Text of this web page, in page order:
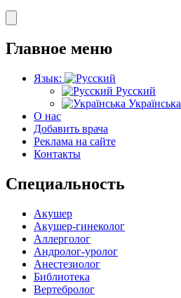
Главное меню
Язык:
Русский
Українська
О нас
Добавить врача
Реклама на сайте
Контакты
Специальность
Акушер
Акушер-гинеколог
Аллерголог
Андролог-уролог
Анестезиолог
Библиотека
Вертебролог